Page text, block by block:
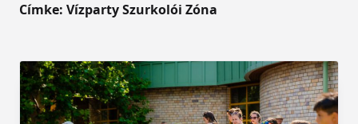
Címke: Vízparty Szurkolói Zóna